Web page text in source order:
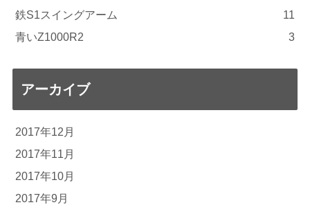
鉄S1スイングアーム
11
青いZ1000R2
3
アーカイブ
2017年12月
2017年11月
2017年10月
2017年9月